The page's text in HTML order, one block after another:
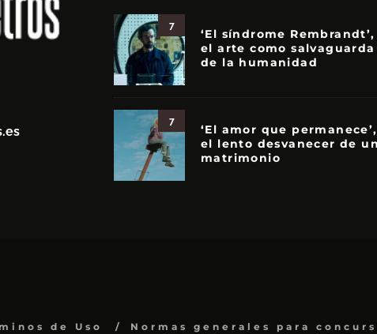
7
‘El síndrome Rembrandt’,
el arte como salvaguarda
de la humanidad
7
‘El amor que permanece’,
el lento desvanecer de un
matrimonio
de Uso Normas generales para